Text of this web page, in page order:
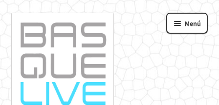
navegación
contenido
Menú